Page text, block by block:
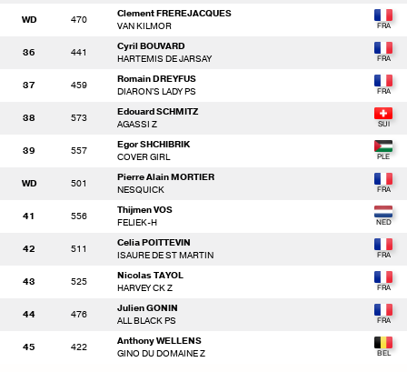
WD 470
Clement FREREJACQUES
VAN KILMOR
36 441
Cyril BOUVARD
HARTEMIS DE JARSAY
37 459
Romain DREYFUS
DIARON'S LADY PS
38 573
Edouard SCHMITZ
AGASSI Z
39 557
Egor SHCHIBRIK
COVER GIRL
WD 501
Pierre Alain MORTIER
NESQUICK
41 556
Thijmen VOS
FELIEK-H
42 511
Celia POITTEVIN
ISAURE DE ST MARTIN
43 525
Nicolas TAYOL
HARVEY CK Z
44 476
Julien GONIN
ALL BLACK PS
45 422
Anthony WELLENS
GINO DU DOMAINE Z